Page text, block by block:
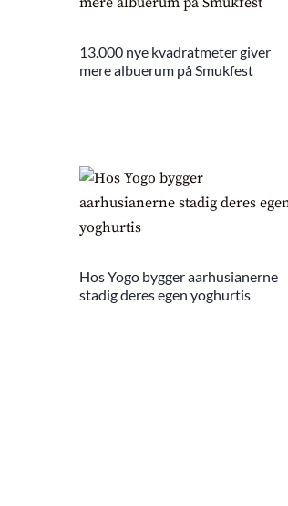
13.000 nye kvadratmeter giver
mere albuerum på Smukfest
Hos Yogo bygger aarhusianerne
stadig deres egen yoghurtis